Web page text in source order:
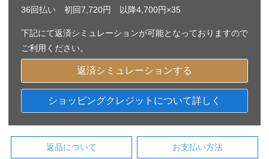
36回払い 初回7,720円 以降4,700円×35
下記にて返済シミュレーションが可能となっておりますので
ご利用ください。
返済シミュレーションする
ショッピングクレジットについて詳しく
返品について お支払い方法